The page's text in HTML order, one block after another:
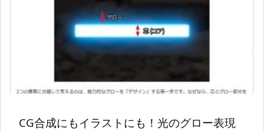
CG合成にもイラストにも！光のグロー表現